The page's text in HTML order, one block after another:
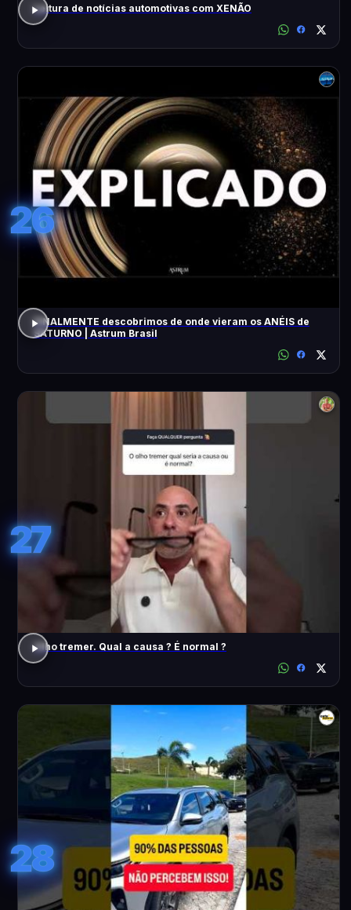
Leitura de notícias automotivas com XENÃO
26
FINALMENTE descobrimos de onde vieram os ANÉIS de
SATURNO | Astrum Brasil
27
Olho tremer. Qual a causa ? É normal ?
28